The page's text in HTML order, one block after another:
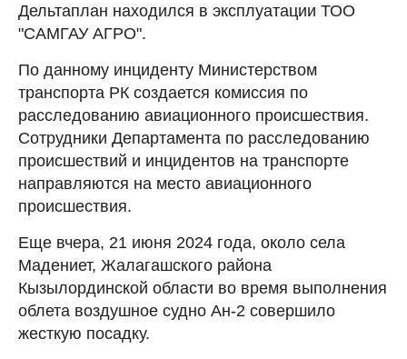
Дельтаплан находился в эксплуатации ТОО
"САМГАУ АГРО".
По данному инциденту Министерством
транспорта РК создается комиссия по
расследованию авиационного происшествия.
Сотрудники Департамента по расследованию
происшествий и инцидентов на транспорте
направляются на место авиационного
происшествия.
Еще вчера, 21 июня 2024 года, около села
Мадениет, Жалагашского района
Кызылординской области во время выполнения
облета воздушное судно Ан-2 совершило
жесткую посадку.